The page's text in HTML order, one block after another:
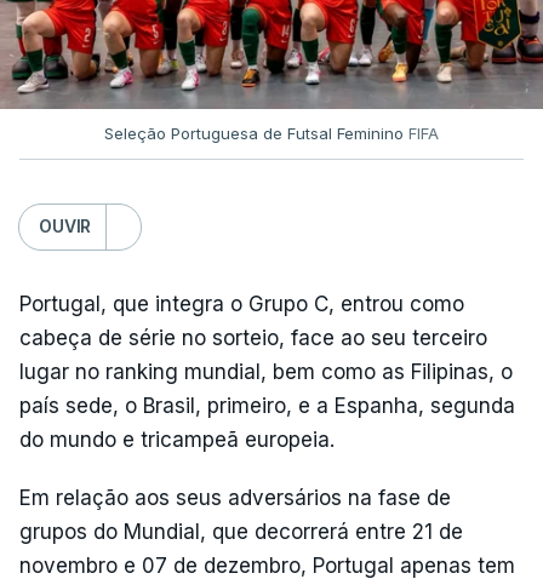
Seleção Portuguesa de Futsal Feminino FIFA
OUVIR
Portugal, que integra o Grupo C, entrou como
cabeça de série no sorteio, face ao seu terceiro
lugar no ranking mundial, bem como as Filipinas, o
país sede, o Brasil, primeiro, e a Espanha, segunda
do mundo e tricampeã europeia.
Em relação aos seus adversários na fase de
grupos do Mundial, que decorrerá entre 21 de
novembro e 07 de dezembro, Portugal apenas tem